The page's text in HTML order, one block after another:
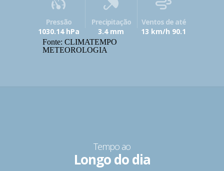
Pressão
1030.14 hPa
Precipitação
3.4 mm
Ventos de até
13 km/h 90.1
Fonte: CLIMATEMPO
METEOROLOGIA
Tempo ao
Longo do dia